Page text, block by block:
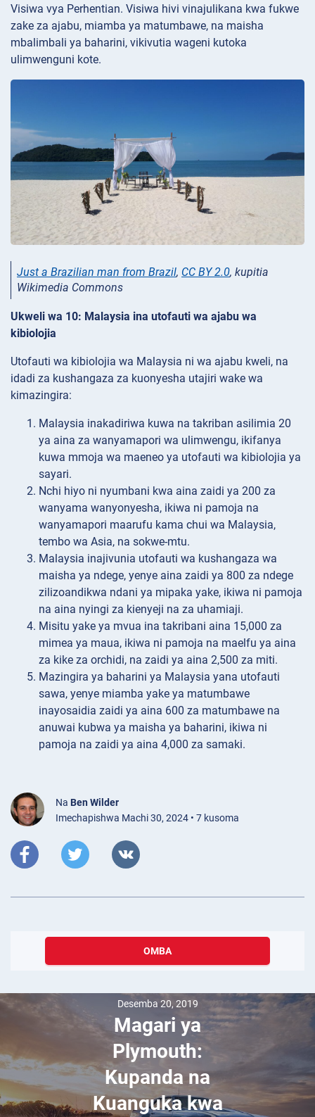
Visiwa vya Perhentian. Visiwa hivi vinajulikana kwa fukwe
zake za ajabu, miamba ya matumbawe, na maisha
mbalimbali ya baharini, vikivutia wageni kutoka
ulimwenguni kote.
Just a Brazilian man from Brazil, CC BY 2.0, kupitia
Wikimedia Commons
Ukweli wa 10: Malaysia ina utofauti wa ajabu wa
kibiolojia
Utofauti wa kibiolojia wa Malaysia ni wa ajabu kweli, na
idadi za kushangaza za kuonyesha utajiri wake wa
kimazingira:
Malaysia inakadiriwa kuwa na takriban asilimia 20
ya aina za wanyamapori wa ulimwengu, ikifanya
kuwa mmoja wa maeneo ya utofauti wa kibiolojia ya
sayari.
Nchi hiyo ni nyumbani kwa aina zaidi ya 200 za
wanyama wanyonyesha, ikiwa ni pamoja na
wanyamapori maarufu kama chui wa Malaysia,
tembo wa Asia, na sokwe-mtu.
Malaysia inajivunia utofauti wa kushangaza wa
maisha ya ndege, yenye aina zaidi ya 800 za ndege
zilizoandikwa ndani ya mipaka yake, ikiwa ni pamoja
na aina nyingi za kienyeji na za uhamiaji.
Misitu yake ya mvua ina takribani aina 15,000 za
mimea ya maua, ikiwa ni pamoja na maelfu ya aina
za kike za orchidi, na zaidi ya aina 2,500 za miti.
Mazingira ya baharini ya Malaysia yana utofauti
sawa, yenye miamba yake ya matumbawe
inayosaidia zaidi ya aina 600 za matumbawe na
anuwai kubwa ya maisha ya baharini, ikiwa ni
pamoja na zaidi ya aina 4,000 za samaki.
Na Ben Wilder
Imechapishwa Machi 30, 2024 • 7 kusoma
OMBA
Desemba 20, 2019
Magari ya
Plymouth:
Kupanda na
Kuanguka kwa